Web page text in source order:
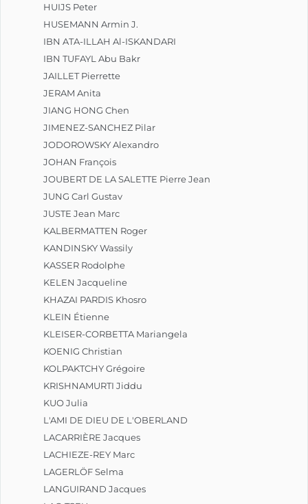
HUIJS Peter
HUSEMANN Armin J.
IBN ATA-ILLAH Al-ISKANDARI
IBN TUFAYL Abu Bakr
JAILLET Pierrette
JERAM Anita
JIANG HONG Chen
JIMENEZ-SANCHEZ Pilar
JODOROWSKY Alexandro
JOHAN François
JOUBERT DE LA SALETTE Pierre Jean
JUNG Carl Gustav
JUSTE Jean Marc
KALBERMATTEN Roger
KANDINSKY Wassily
KASSER Rodolphe
KELEN Jacqueline
KHAZAI PARDIS Khosro
KLEIN Étienne
KLEISER-CORBETTA Mariangela
KOENIG Christian
KOLPAKTCHY Grégoire
KRISHNAMURTI Jiddu
KUO Julia
L'AMI DE DIEU DE L'OBERLAND
LACARRIÈRE Jacques
LACHIEZE-REY Marc
LAGERLÖF Selma
LANGUIRAND Jacques